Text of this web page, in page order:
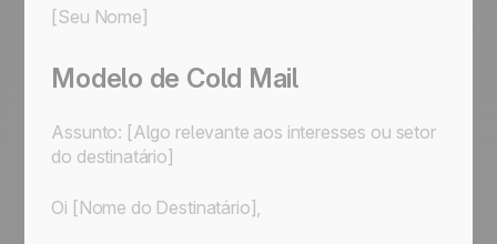
[Seu Nome]
Modelo de Cold Mail
Assunto: [Algo relevante aos interesses ou setor
do destinatário]
Oi [Nome do Destinatário],